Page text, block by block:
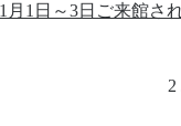
月1日～3日ご来館
2